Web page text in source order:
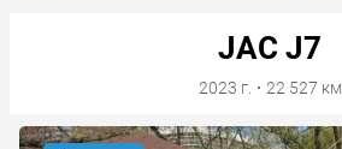
JAC J7
2023 г. · 22 527 км